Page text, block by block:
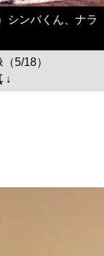
シンバくん、ナラ
5/18）
↓